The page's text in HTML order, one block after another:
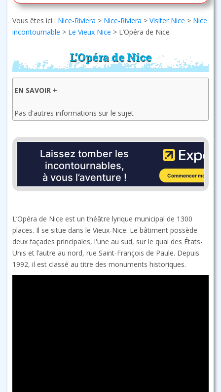
Vous êtes ici : Nice-Riviera > Nice-Riviera > Visiter Nice > Nice
incontournable > Le Vieux Nice > L’Opéra de Nice
L’Opéra de Nice
EN SAVOIR +
Pas d'autres informations sur le sujet
L’Opéra de Nice est un théâtre lyrique municipal de 1300
places. Il se situe dans le Vieux-Nice. Le bâtiment possède
deux façades principales, l'une au sud, sur le quai des États-
Unis et l’autre au nord, rue Saint-François de Paule. Depuis
1992, il est classé au titre des monuments historiques.